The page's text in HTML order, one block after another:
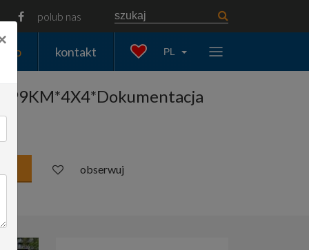
polub nas
auto kontakt PL
obserwuj